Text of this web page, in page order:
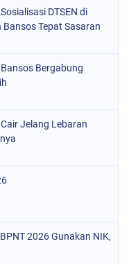
DTSEN di
Tepat Sasaran
Bergabung
Jelang Lebaran
2026 Gunakan NIK,